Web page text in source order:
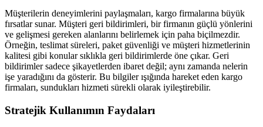
Müşterilerin deneyimlerini paylaşmaları, kargo firmalarına büyük
fırsatlar sunar. Müşteri geri bildirimleri, bir firmanın güçlü yönlerini
ve gelişmesi gereken alanlarını belirlemek için paha biçilmezdir.
Örneğin, teslimat süreleri, paket güvenliği ve müşteri hizmetlerinin
kalitesi gibi konular sıklıkla geri bildirimlerde öne çıkar. Geri
bildirimler sadece şikayetlerden ibaret değil; aynı zamanda nelerin
işe yaradığını da gösterir. Bu bilgiler ışığında hareket eden kargo
firmaları, sundukları hizmeti sürekli olarak iyileştirebilir.
Stratejik Kullanımın Faydaları